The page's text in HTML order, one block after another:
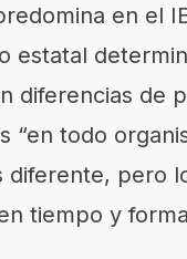
en el
estatal
diferencias de
“en todo
diferente, pero
tiempo y